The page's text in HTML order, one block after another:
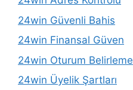
24win Güvenli Bahis
24win Finansal Güven
24win Oturum Belirleme
24win Üyelik Şartları